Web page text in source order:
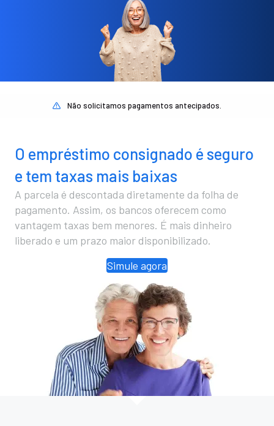
Não solicitamos pagamentos antecipados.
O empréstimo consignado é seguro
e tem taxas mais baixas
A parcela é descontada diretamente da folha de
pagamento. Assim, os bancos oferecem como
vantagem taxas bem menores. É mais dinheiro
liberado e um prazo maior disponibilizado.
Simule agora